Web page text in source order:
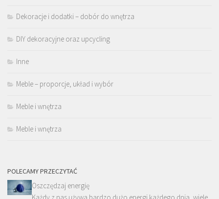
Dekoracje i dodatki – dobór do wnętrza
DIY dekoracyjne oraz upcycling
Inne
Meble – proporcje, układ i wybór
Meble i wnętrza
Meble i wnętrza
POLECAMY PRZECZYTAĆ
Oszczędzaj energię